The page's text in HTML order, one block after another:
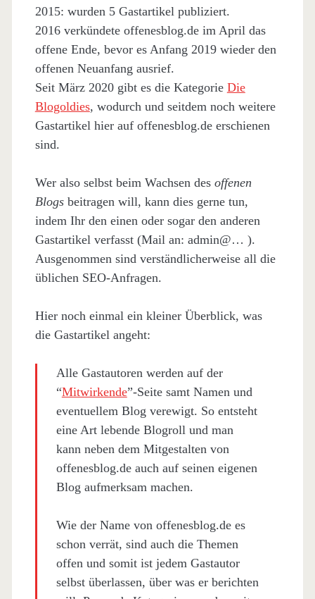
2015: wurden 5 Gastartikel publiziert.
2016 verkündete offenesblog.de im April das
offene Ende, bevor es Anfang 2019 wieder den
offenen Neuanfang ausrief.
Seit März 2020 gibt es die Kategorie Die
Blogoldies, wodurch und seitdem noch weitere
Gastartikel hier auf offenesblog.de erschienen
sind.
Wer also selbst beim Wachsen des offenen
Blogs beitragen will, kann dies gerne tun,
indem Ihr den einen oder sogar den anderen
Gastartikel verfasst (Mail an: admin@… ).
Ausgenommen sind verständlicherweise all die
üblichen SEO-Anfragen.
Hier noch einmal ein kleiner Überblick, was
die Gastartikel angeht:
Alle Gastautoren werden auf der
“Mitwirkende”-Seite samt Namen und
eventuellem Blog verewigt. So entsteht
eine Art lebende Blogroll und man
kann neben dem Mitgestalten von
offenesblog.de auch auf seinen eigenen
Blog aufmerksam machen.
Wie der Name von offenesblog.de es
schon verrät, sind auch die Themen
offen und somit ist jedem Gastautor
selbst überlassen, über was er berichten